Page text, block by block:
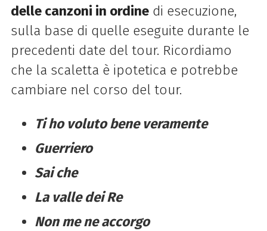
delle canzoni in ordinedi esecuzione,
sulla base di quelle eseguite durante le
precedenti date del tour. Ricordiamo
che la scaletta è ipotetica e potrebbe
cambiare nel corso del tour.
Ti ho voluto bene veramente
Guerriero
Sai che
La valle dei Re
Non me ne accorgo